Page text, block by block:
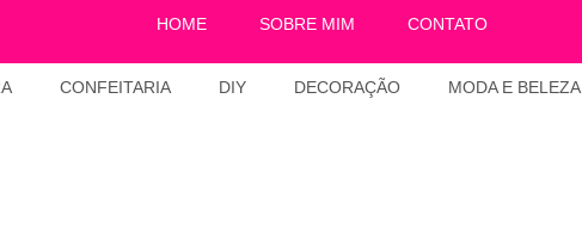
HOME SOBRE MIM CONTATO
CONFEITARIA DIY DECORAÇÃO MODA E BELEZA